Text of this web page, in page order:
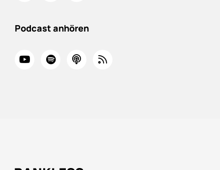
Podcast anhören